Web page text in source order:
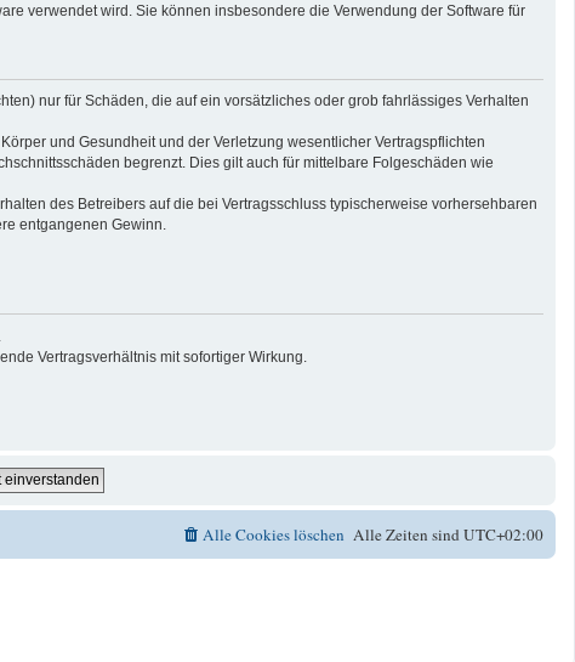
verwendet wird. Sie können insbesondere die Verwendung der Software für
nur für Schäden, die auf ein vorsätzliches oder grob fahrlässiges Verhalten
und Gesundheit und der Verletzung wesentlicher Vertragspflichten
begrenzt. Dies gilt auch für mittelbare Folgeschäden wie
des Betreibers auf die bei Vertragsschluss typischerweise vorhersehbaren
entgangenen Gewinn.
Vertragsverhältnis mit sofortiger Wirkung.
Alle Zeiten sindUTC+02:00
Alle Cookies löschen